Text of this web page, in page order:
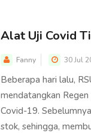
Alat Uji Covid
Fanny 30 Jul
Beberapa hari lalu,
mendatangkan
Covid-19.
stok, sehingga,